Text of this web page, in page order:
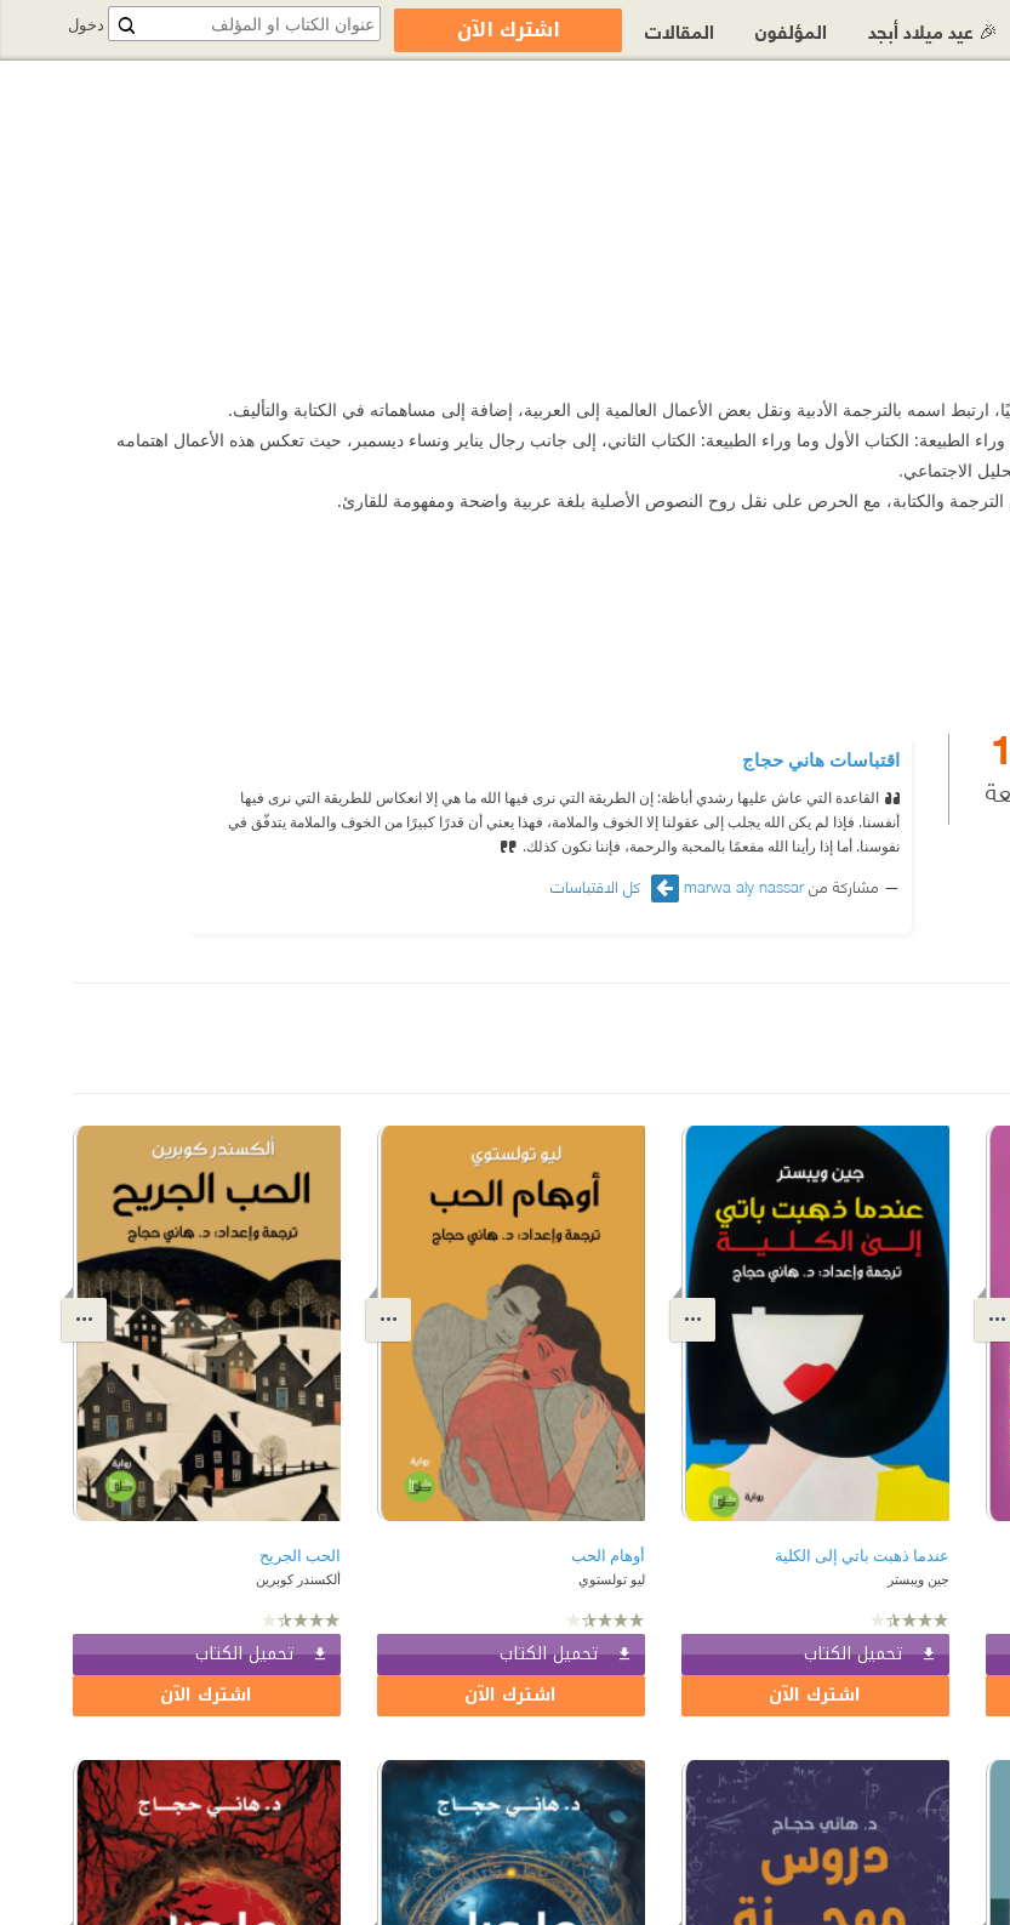
ارتبط اسمه بالترجمة الأدبية ونقل بعض الأعمال العالمية إلى العربية، إضافة إلى مساهماته في الكتابة والتأليف.
الطبيعة: الكتاب الأول وما وراء الطبيعة: الكتاب الثاني، إلى جانب رجال يناير ونساء ديسمبر، حيث تعكس هذه الأعمال اهتمامه
الاجتماعي.
والكتابة، مع الحرص على نقل روح النصوص الأصلية بلغة عربية واضحة ومفهومة للقارئ.
اقتباسات هاني حجاج
القاعدة التي عاش عليها رشدي أباظة: إن الطريقة التي نرى فيها الله ما هي إلا انعكاس للطريقة التي نرى فيها
أنفسنا. فإذا لم يكن الله يجلب إلى عقولنا إلا الخوف والملامة، فهذا يعني أن قدرًا كبيرًا من الخوف والملامة يتدفّق في
نفوسنا. أما إذا رأينا الله مفعمًا بالمحبة والرحمة، فإننا نكون كذلك.
مشاركة منmarwa aly nassar كل الاقتباسات
عندما ذهبت باتي إلى الكلية
جين ويبستر
تحميل الكتاب
اشترك الآن
أوهام الحب
ليو تولستوي
تحميل الكتاب
اشترك الآن
الحب الجريح
ألكسندر كوبرين
تحميل الكتاب
اشترك الآن
دخول 🎉 عيد ميلاد أبجد المؤلفون المقالات اشترك الآن